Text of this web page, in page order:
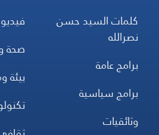
كلمات السيد حسن
نصرالله
برامج عامة
برامج سياسية
وثائقيات
فيديو
صحة
بيئة